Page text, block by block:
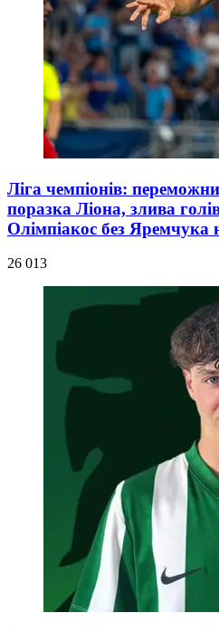
Ліга чемпіонів:
поразка Ліона, злива
Олімпіакос без Яремчука
26 013